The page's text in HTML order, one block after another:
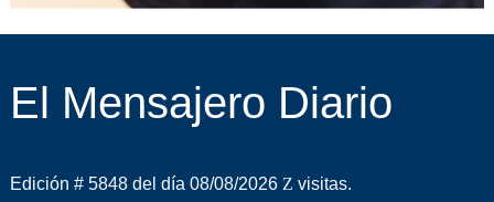
El Mensajero Diario
Edición # 5848 del día 08/08/2026 visitas.